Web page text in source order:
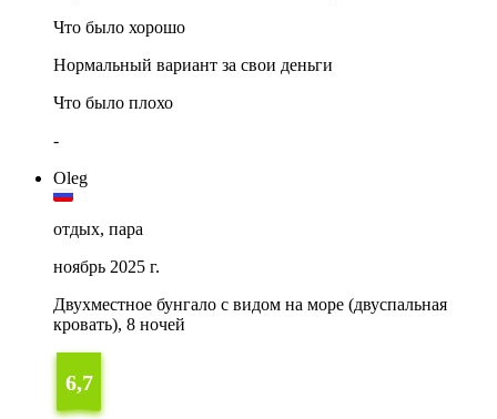
Что было хорошо
Нормальный вариант за свои деньги
Что было плохо
-
Oleg
отдых, пара
ноябрь 2025 г.
Двухместное бунгало с видом на море (двуспальная
кровать), 8 ночей
6,7